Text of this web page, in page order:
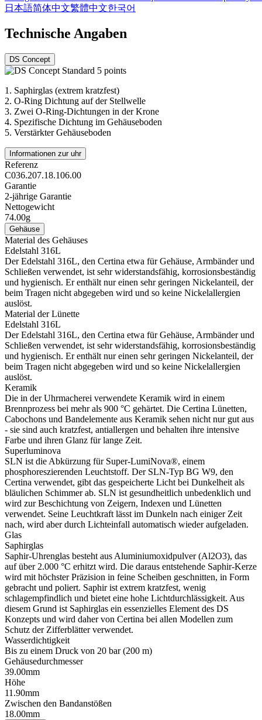
日本語简体中文繁體中文한국어
Technische Angaben
DS Concept
1. Saphirglas (extrem kratzfest)
2. O-Ring Dichtung auf der Stellwelle
3. Zwei O-Ring-Dichtungen in der Krone
4. Spezifische Dichtung im Gehäuseboden
5. Verstärkter Gehäuseboden
Informationen zur uhr
Referenz
C036.207.18.106.00
Garantie
2-jährige Garantie
Nettogewicht
74.00g
Gehäuse
Material des Gehäuses
Edelstahl 316L
Der Edelstahl 316L, den Certina etwa für Gehäuse, Armbänder und
Schließen verwendet, ist sehr widerstandsfähig, korrosionsbeständig
und hygienisch. Er enthält nur einen sehr geringen Nickelanteil, der
beim Tragen nicht abgegeben wird und so keine Nickelallergien
auslöst.
Material der Lünette
Edelstahl 316L
Der Edelstahl 316L, den Certina etwa für Gehäuse, Armbänder und
Schließen verwendet, ist sehr widerstandsfähig, korrosionsbeständig
und hygienisch. Er enthält nur einen sehr geringen Nickelanteil, der
beim Tragen nicht abgegeben wird und so keine Nickelallergien
auslöst.
Keramik
Die in der Uhrmacherei verwendete Keramik wird in einem
Brennprozess bei mehr als 900 °C gehärtet. Die Certina Lünetten,
Cabochons und Bandelemente aus Keramik sehen nicht nur gut aus
- sie sind auch kratzfest, antiallergen und behalten ihre intensive
Farbe und ihren Glanz für lange Zeit.
Superluminova
SLN ist die Abkürzung für Super-LumiNova®, einem
phosphoreszierenden Leuchtstoff. Der SLN-Typ BG W9, den
Certina verwendet, gibt das gespeicherte Licht bei Dunkelheit als
bläulichen Schimmer ab. SLN ist gesundheitlich unbedenklich und
wird zur Beschichtung von Zeigern, Indexen und Lünetten
verwendet. Seine Leuchtkraft lässt im Dunkeln nach einiger Zeit
nach, wird aber durch Lichteinfall automatisch wieder aufgeladen.
Glas
Saphirglas
Saphir-Uhrenglas besteht aus Aluminiumoxidpulver (Al2O3), das
auf über 2.000 °C erhitzt wird. Die daraus entstehende Saphir-Kerze
wird mit höchster Präzision in feine Scheiben geschnitten, in Form
gebracht und poliert. Saphir ist extrem kratzfest, wenig
schlagempfindlich und bietet eine hohe Lichtdurchlässigkeit. Aus
diesem Grund ist Saphirglas ein essenzielles Element des DS
Konzepts und wird daher von Certina bei allen Modellen zum
Schutz der Zifferblätter verwendet.
Wasserdichtigkeit
Bis zu einem Druck von 20 bar (200 m)
Gehäusedurchmesser
39.00mm
Höhe
11.90mm
Zwischen den Bandanstößen
18.00mm